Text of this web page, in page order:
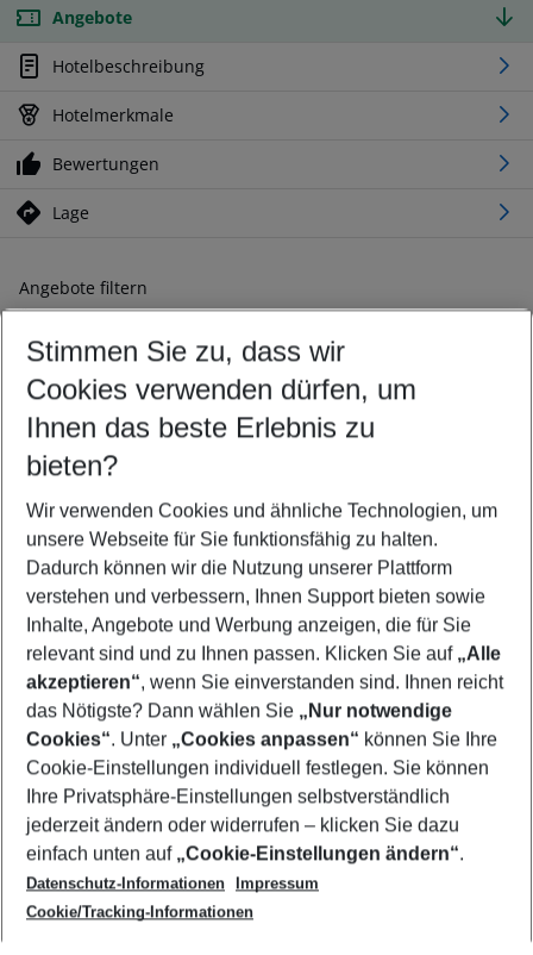
Angebote
Hotelbeschreibung
Hotelmerkmale
Bewertungen
Lage
Angebote filtern
Ändern Sie Ihre Kriterien nach Ihren Wünschen
Abflughafen wählen
Beliebiger Abflughafen
Reisezeitraum wählen
09.08.26– 07.08.27 5-8 Nächte
2 Erwachsene Keine Kinder
Mehr Filter anzeigen
Footer
Footer navigation
Über uns
AGB
Cookie-Einstellungen ändern
Cookie-Richtlinie
Datenschutz
Service & Hilfe
Barrierefreies Reisen
Check-in
Folgen Sie uns
Stimmen Sie zu, dass wir
Cookies verwenden dürfen, um
Ihnen das beste Erlebnis zu
bieten?
Wir verwenden Cookies und ähnliche Technologien, um
unsere Webseite für Sie funktionsfähig zu halten.
Dadurch können wir die Nutzung unserer Plattform
verstehen und verbessern, Ihnen Support bieten sowie
Inhalte, Angebote und Werbung anzeigen, die für Sie
relevant sind und zu Ihnen passen. Klicken Sie auf „Alle
akzeptieren“, wenn Sie einverstanden sind. Ihnen reicht
das Nötigste? Dann wählen Sie „Nur notwendige
Cookies“. Unter „Cookies anpassen“ können Sie Ihre
Cookie-Einstellungen individuell festlegen. Sie können
Ihre Privatsphäre-Einstellungen selbstverständlich
jederzeit ändern oder widerrufen – klicken Sie dazu
einfach unten auf „Cookie-Einstellungen ändern“.
Datenschutz-Informationen
Impressum
Cookie/Tracking-Informationen